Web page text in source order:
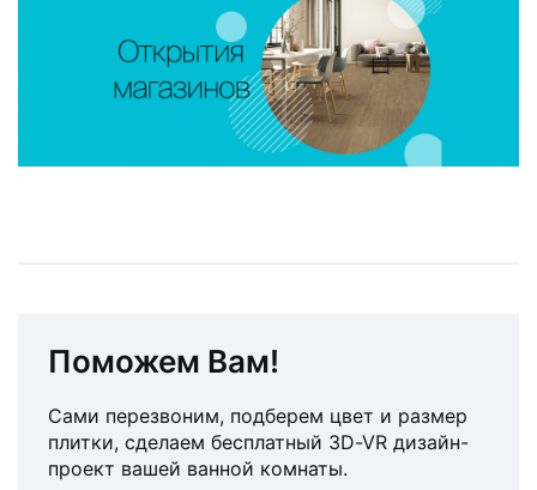
Поможем Вам!
Сами перезвоним, подберем цвет и размер
плитки, сделаем бесплатный 3D-VR дизайн-
проект вашей ванной комнаты.